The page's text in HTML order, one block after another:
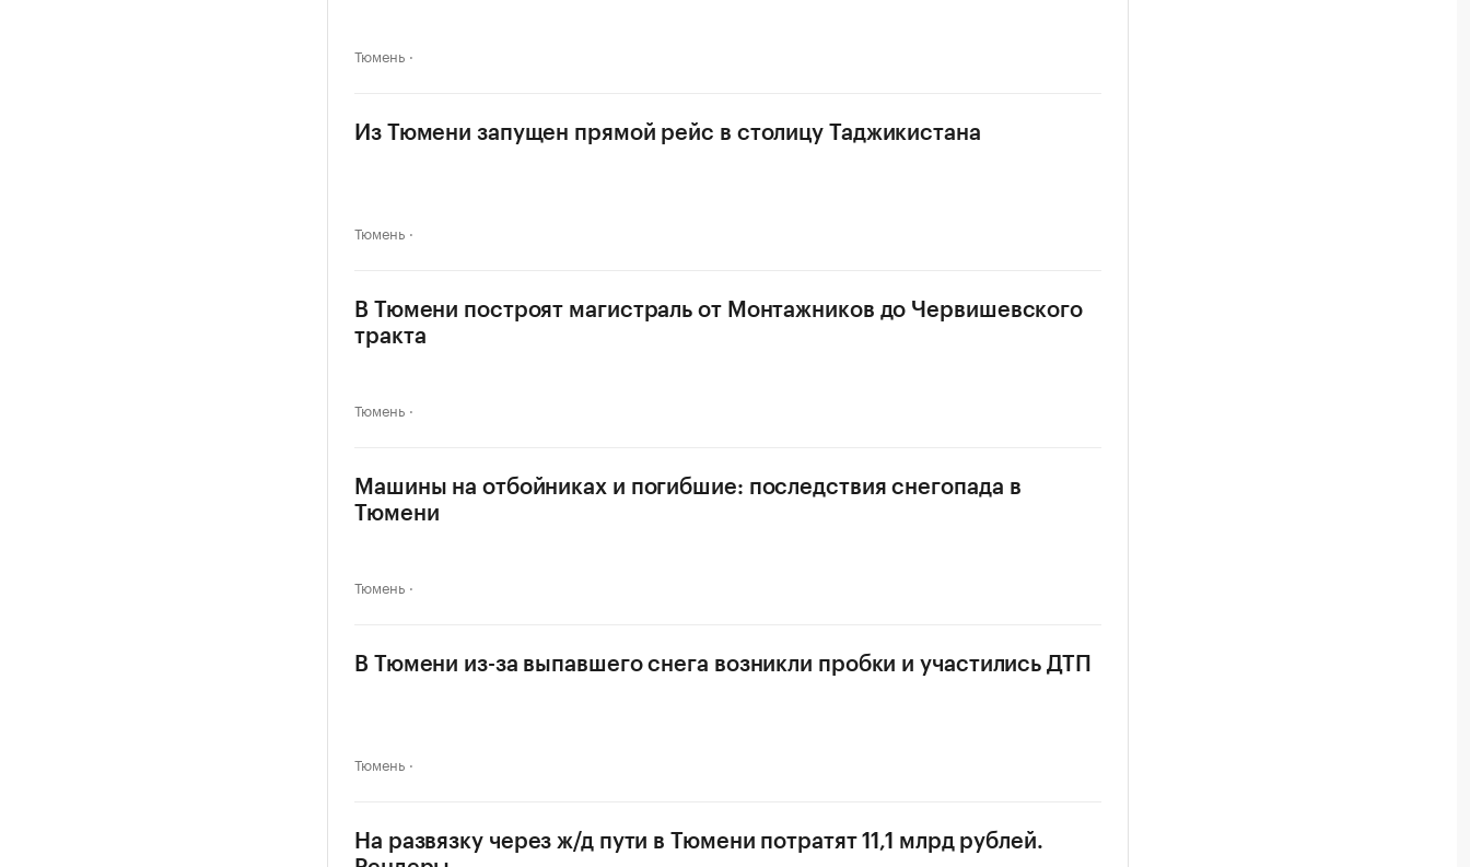
Тюмень
Из Тюмени запущен прямой рейс в столицу Таджикистана
Тюмень
В Тюмени построят магистраль от Монтажников до Червишевского
тракта
Тюмень
Машины на отбойниках и погибшие: последствия снегопада в
Тюмени
Тюмень
В Тюмени из-за выпавшего снега возникли пробки и участились ДТП
Тюмень
На развязку через ж/д пути в Тюмени потратят 11,1 млрд рублей.